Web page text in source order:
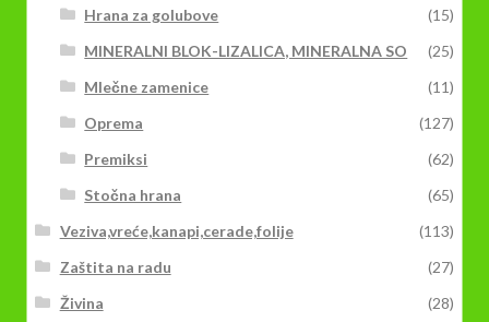
Hrana za golubove
(15)
MINERALNI BLOK-LIZALICA, MINERALNA SO
(25)
Mlečne zamenice
(11)
Oprema
(127)
Premiksi
(62)
Stočna hrana
(65)
Veziva,vreće,kanapi,cerade,folije
(113)
Zaštita na radu
(27)
Živina
(28)